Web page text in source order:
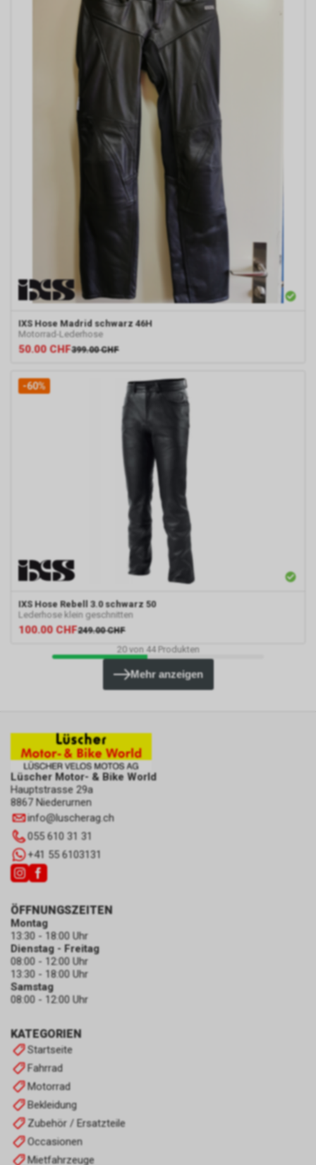
IXS Hose Madrid schwarz 46H
Motorrad-Lederhose
50.00 CHF399.00 CHF
-60%
IXS Hose Rebell 3.0 schwarz 50
Lederhose klein geschnitten
100.00 CHF249.00 CHF
20von 44Produkten
Mehr anzeigen
Lüscher Motor- & Bike World
Hauptstrasse 29a
8867 Niederurnen
info@luscherag.ch
055 610 31 31
+41 55 6103131
KATEGORIEN
Startseite
Fahrrad
Motorrad
Bekleidung
Zubehör / Ersatzteile
Occasionen
Mietfahrzeuge
ÖFFNUNGSZEITEN
Montag
13:30 - 18:00 Uhr
Dienstag - Freitag
08:00 - 12:00 Uhr
13:30 - 18:00 Uhr
Samstag
08:00 - 12:00 Uhr